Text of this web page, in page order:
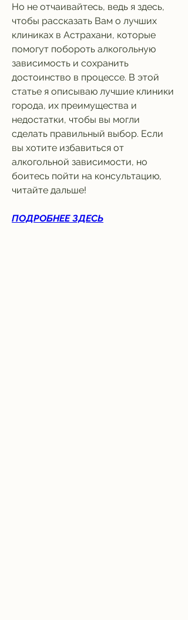
Но не отчаивайтесь, ведь я здесь,
чтобы рассказать Вам о лучших
клиниках в Астрахани, которые
помогут побороть алкогольную
зависимость и сохранить
достоинство в процессе. В этой
статье я описываю лучшие клиники
города, их преимущества и
недостатки, чтобы вы могли
сделать правильный выбор. Если
вы хотите избавиться от
алкогольной зависимости, но
боитесь пойти на консультацию,
читайте дальше!
ПОДРОБНЕЕ ЗДЕСЬ